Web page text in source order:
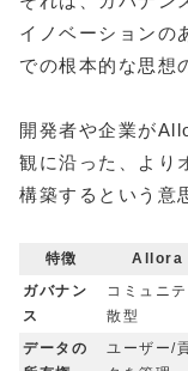
イノベーションの
での根本的な思想
開発者や企業が
観に沿った、より
構築するという意
特徴 Allora
ガバナン
ス
コミュニ
散型
データの
ユーザー/